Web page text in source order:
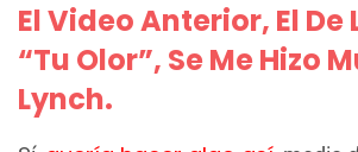
El Video Anterior, El De
“Tu Olor”, Se Me Hizo
Lynch.